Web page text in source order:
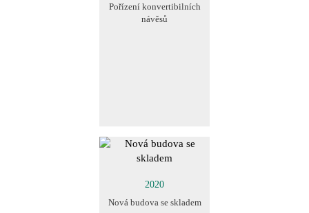
Pořízení konvertibilních
návěsů
2020
Nová budova se skladem